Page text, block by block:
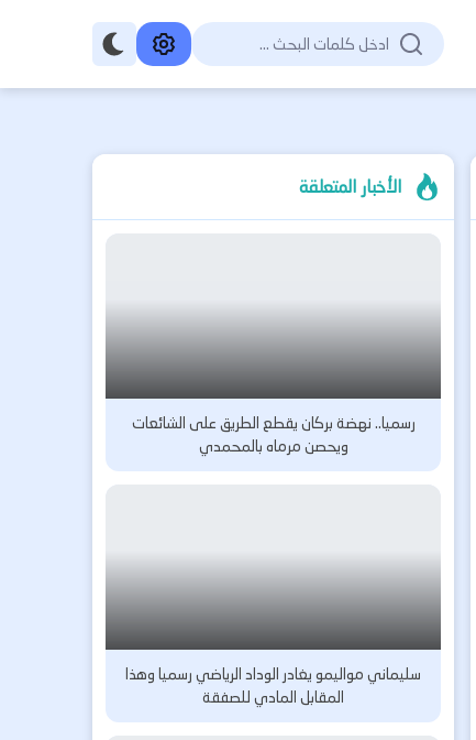
الأخبار المتعلقة
رسميا.. نهضة بركان يقطع الطريق على الشائعات
ويحصن مرماه بالمحمدي
سليماني مواليمو يغادر الوداد الرياضي رسميا وهذا
المقابل المادي للصفقة